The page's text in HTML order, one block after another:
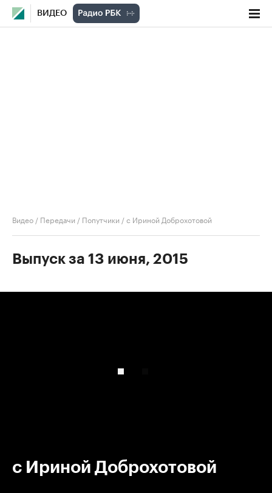
ВИДЕО
Видео / Передачи / Попутчики /с Ириной Доброхотовой
Выпуск за 13 июня, 2015
с Ириной Доброхотовой